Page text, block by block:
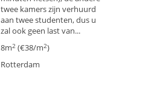
twee kamers zijn verhuurd
aan twee studenten, dus u
zal ook geen last van...
8m2 (€38/m2)
Rotterdam